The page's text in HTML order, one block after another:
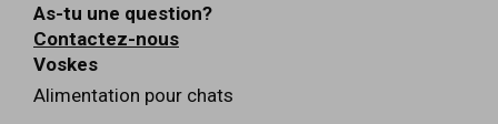
As-tu une question?
Contactez-nous
Voskes
Alimentation pour chats